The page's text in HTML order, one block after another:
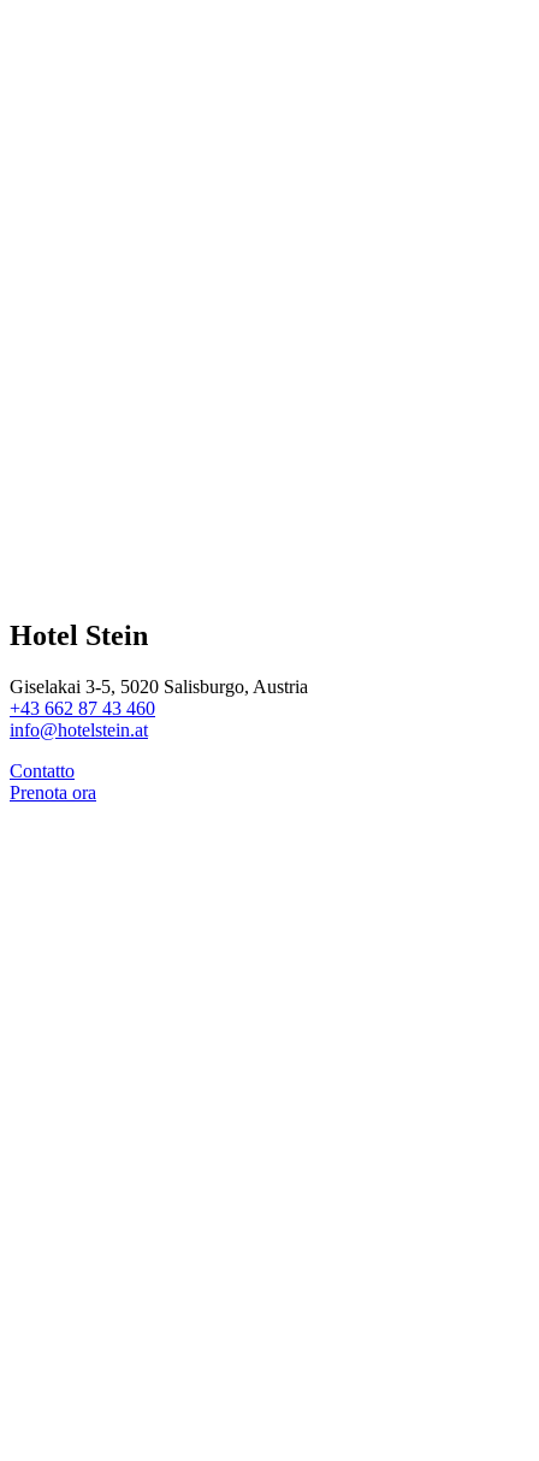
Hotel Stein
Giselakai 3-5, 5020 Salisburgo, Austria
+43 662 87 43 460
info@hotelstein.at
Contatto
Prenota ora